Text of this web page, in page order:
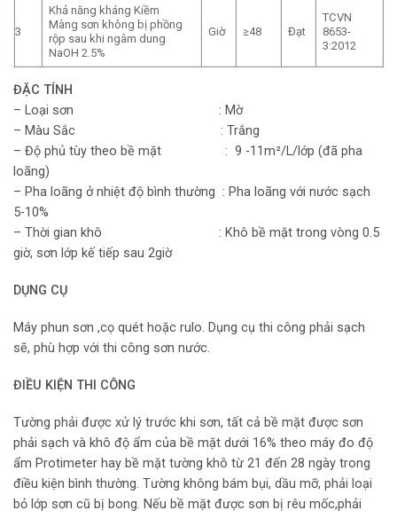
3
Khả năng kháng Kiềm
Màng sơn không bị phồng
rộp sau khi ngâm dung
NaOH 2.5%
Giờ ≥48 Đạt
TCVN
8653-
3:2012
ĐẶC TÍNH
– Loại sơn : Mờ
– Màu Sắc : Trắng
– Độ phủ tùy theo bề mặt : 9 -11m²/L/lớp (đã pha
loãng)
– Pha loãng ở nhiệt độ bình thường : Pha loãng với nước sạch
5-10%
– Thời gian khô : Khô bề mặt trong vòng 0.5
giờ, sơn lớp kế tiếp sau 2giờ
DỤNG CỤ
Máy phun sơn ,cọ quét hoặc rulo. Dụng cụ thi công phải sạch
sẽ, phù hợp với thi công sơn nước.
ĐIỀU KIỆN THI CÔNG
Tường phải được xử lý trước khi sơn, tất cả bề mặt được sơn
phải sạch và khô độ ẩm của bề mặt dưới 16% theo máy đo độ
ẩm Protimeter hay bề mặt tường khô từ 21 đến 28 ngày trong
điều kiện bình thường. Tường không bám bụi, dầu mỡ, phải loại
bỏ lớp sơn cũ bị bong. Nếu bề mặt được sơn bị rêu mốc,phải